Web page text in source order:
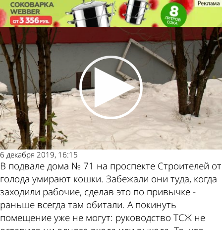
На проспекте Строителей в
подвале дома замурованы кошки
Общество
6 декабря 2019, 16:15
В подвале дома № 71 на проспекте Строителей от
голода умирают кошки. Забежали они туда, когда
заходили рабочие, сделав это по привычке -
раньше всегда там обитали. А покинуть
помещение уже не могут: руководство ТСЖ не
На проспекте Строителей в
подвале дома замурованы кошки
Общество
Другие
новости
по теме
Погода и
курсы
валют в
Пензе